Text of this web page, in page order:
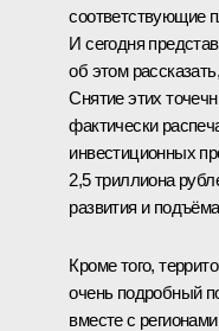
соответствующие
И сегодня
об этом
Снятие этих
фактически
инвестиционных
2,5 триллиона
развития и
Кроме того,
очень подробный
вместе с